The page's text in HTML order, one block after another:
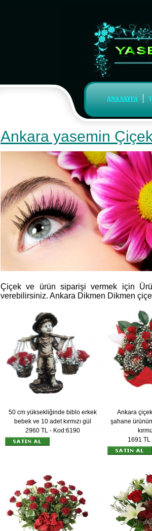
ANA SAYFA
Ankara yasemin
Çiçek ve ürün siparişi vermek için
verebilirsiniz. Ankara Dikmen Dikmen
50 cm yüksekliğinde biblo erkek
bebek ve 10 adet kırmızı gül
2960 TL - Kod:6190
Ankara
şahane
1691